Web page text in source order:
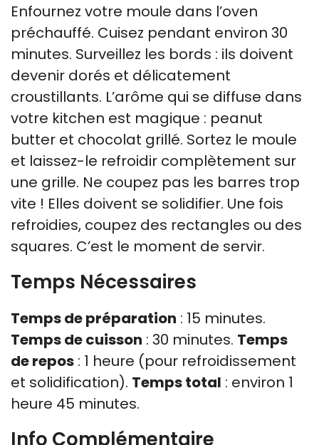
Enfournez votre moule dans l’oven
préchauffé. Cuisez pendant environ 30
minutes. Surveillez les bords : ils doivent
devenir dorés et délicatement
croustillants. L’arôme qui se diffuse dans
votre kitchen est magique : peanut
butter et chocolat grillé. Sortez le moule
et laissez-le refroidir complètement sur
une grille. Ne coupez pas les barres trop
vite ! Elles doivent se solidifier. Une fois
refroidies, coupez des rectangles ou des
squares. C’est le moment de servir.
Temps Nécessaires
Temps de préparation : 15 minutes.
Temps de cuisson : 30 minutes. Temps
de repos : 1 heure (pour refroidissement
et solidification). Temps total : environ 1
heure 45 minutes.
Info Complémentaire